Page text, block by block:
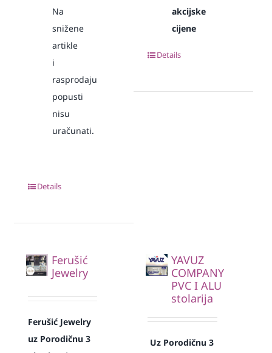
Na
snižene
artikle
i
rasprodaju
popusti
nisu
uračunati.
Details
akcijske
cijene
Details
Ferušić
Jewelry
Ferušić Jewelry
uz Porodičnu 3
YAVUZ
COMPANY
PVC I ALU
stolarija
Uz Porodičnu 3